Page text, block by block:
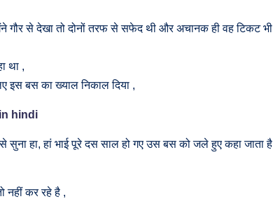
से देखा तो दोनों तरफ से सफेद थी और अचानक ही वह टिकट भी
था ,
इस बस का ख्याल निकाल दिया ,
hindi
हा, हां भाई पूरे दस साल हो गए उस बस को जले हुए कहा जाता है
नहीं कर रहे है ,